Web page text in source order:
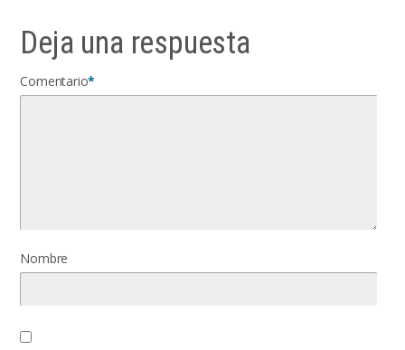
Deja una respuesta
Comentario*
Nombre